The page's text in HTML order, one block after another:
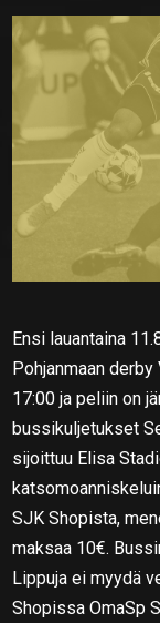
Ensi lauantaina
Pohjanmaan
17:00 ja peliin on
bussikuljetukset
sijoittuu Elisa
SJK Shopista,
maksaa 10€.
Lippuja ei myydä
Shopissa OmaSp